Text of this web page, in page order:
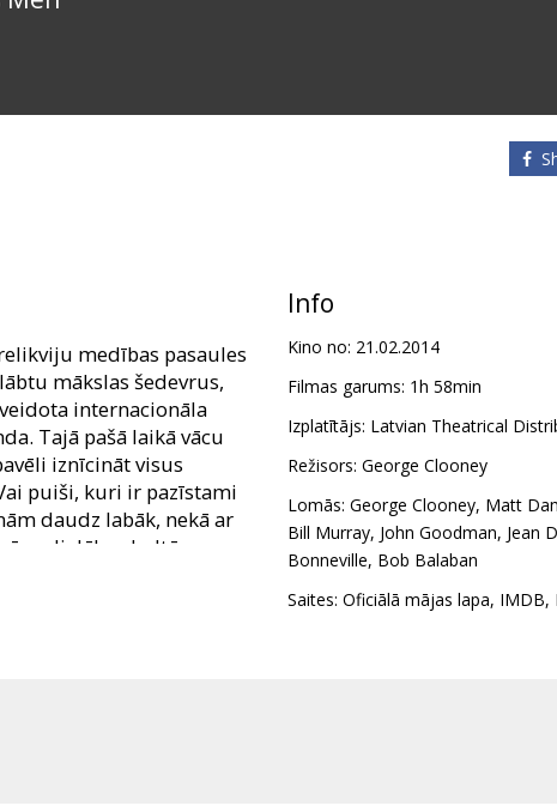
medības pasaules
mākslas šedevrus,
internacionāla
Tajā pašā laikā vācu
iznīcināt visus
puiši, kuri ir pazīstami
daudz labāk, nekā ar
lielākos kultūras
Info
Kino no: 21.02.2014
Filmas garums: 1h 58min
Izplatītājs: Latvian Theatrical
Režisors: George Clooney
Lomās: George Clooney, Matt
Bill Murray, John Goodman, Jean
Bonneville, Bob Balaban
Saites: Oficiālā mājas lapa, IMDB,